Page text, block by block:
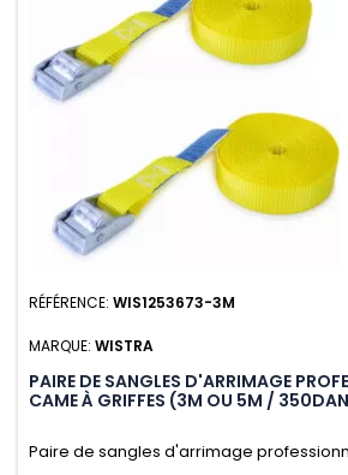
RÉFÉRENCE: WIS1253673-3M
MARQUE: WISTRA
PAIRE DE SANGLES D'ARRIMAGE
CAME À GRIFFES (3M OU 5M /
Paire de sangles d'arrimage